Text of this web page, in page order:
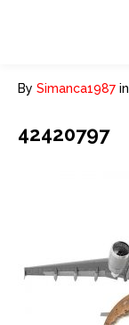
By Simanca1987 in
42420797